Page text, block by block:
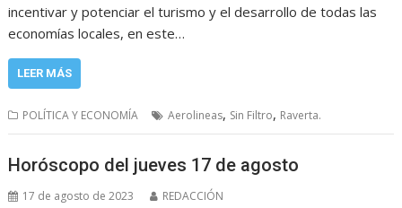
incentivar y potenciar el turismo y el desarrollo de todas las
economías locales, en este…
LEER MÁS
POLÍTICA Y ECONOMÍA Aerolineas, Sin Filtro, Raverta.
Horóscopo del jueves 17 de agosto
17 de agosto de 2023 REDACCIÓN